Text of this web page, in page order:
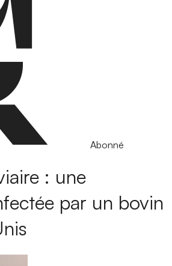
Abonné
: une
par un bovin